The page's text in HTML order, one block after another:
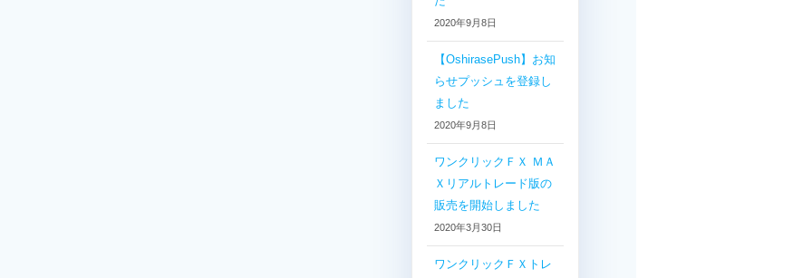
2020年9月8日
【OshirasePush】お知
らせプッシュを登録し
ました
2020年9月8日
ワンクリックＦＸ ＭＡ
Ｘリアルトレード版の
販売を開始しました
2020年3月30日
ワンクリックＦＸトレ